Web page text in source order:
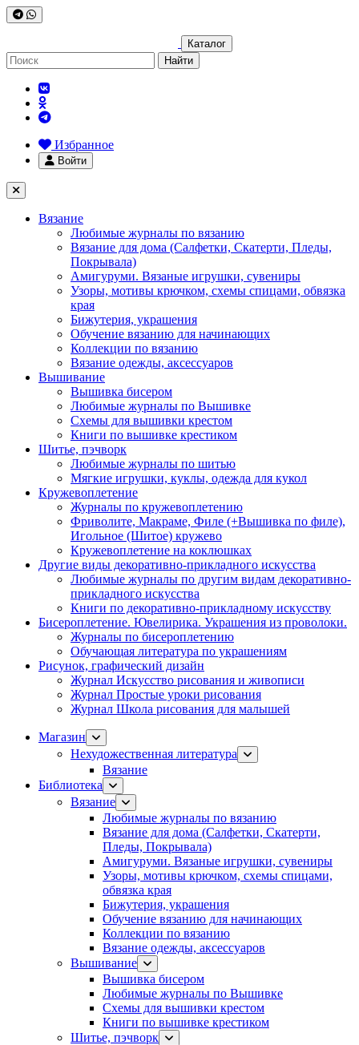
Каталог
Найти
Избранное
Войти
Вязание
Любимые журналы по вязанию
Вязание для дома (Салфетки, Скатерти, Пледы,
Покрывала)
Амигуруми. Вязаные игрушки, сувениры
Узоры, мотивы крючком, схемы спицами, обвязка
края
Бижутерия, украшения
Обучение вязанию для начинающих
Коллекции по вязанию
Вязание одежды, аксессуаров
Вышивание
Вышивка бисером
Любимые журналы по Вышивке
Схемы для вышивки крестом
Книги по вышивке крестиком
Шитье, пэчворк
Любимые журналы по шитью
Мягкие игрушки, куклы, одежда для кукол
Кружевоплетение
Журналы по кружевоплетению
Фриволите, Макраме, Филе (+Вышивка по филе),
Игольное (Шитое) кружево
Кружевоплетение на коклюшках
Другие виды декоративно-прикладного искусства
Любимые журналы по другим видам декоративно-
прикладного искусства
Книги по декоративно-прикладному искусству
Бисероплетение. Ювелирика. Украшения из проволоки.
Журналы по бисероплетению
Обучающая литература по украшениям
Рисунок, графический дизайн
Журнал Искусство рисования и живописи
Журнал Простые уроки рисования
Журнал Школа рисования для малышей
Магазин
Нехудожественная литература
Вязание
Библиотека
Вязание
Любимые журналы по вязанию
Вязание для дома (Салфетки, Скатерти,
Пледы, Покрывала)
Амигуруми. Вязаные игрушки, сувениры
Узоры, мотивы крючком, схемы спицами,
обвязка края
Бижутерия, украшения
Обучение вязанию для начинающих
Коллекции по вязанию
Вязание одежды, аксессуаров
Вышивание
Вышивка бисером
Любимые журналы по Вышивке
Схемы для вышивки крестом
Книги по вышивке крестиком
Шитье, пэчворк